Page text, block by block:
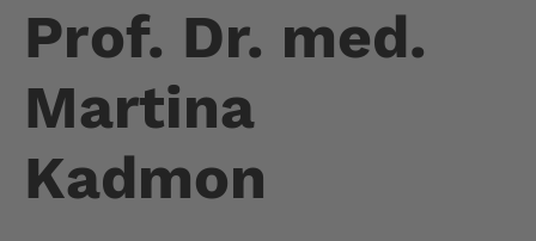
Prof. Dr. med.
Martina
Kadmon